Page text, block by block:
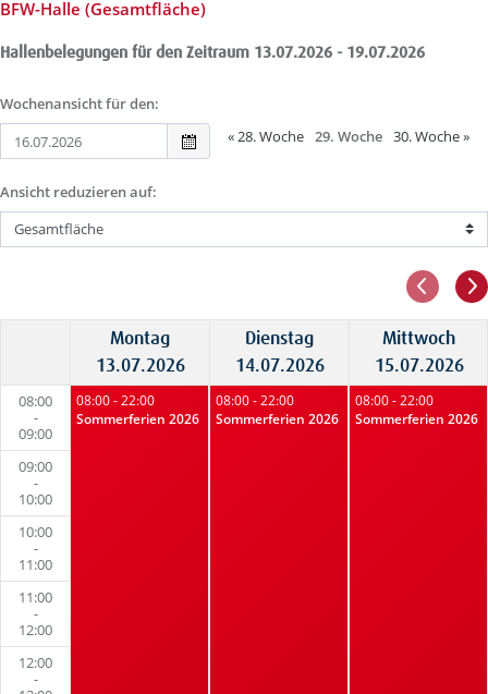
BFW-Halle (Gesamtfläche)
Hallenbelegungen für den Zeitraum 13.07.2026 - 19.07.2026
Wochenansicht für den:
«28. Woche 29. Woche 30. Woche»
Ansicht reduzieren auf:
08:00
-
09:00
09:00
-
10:00
10:00
-
11:00
11:00
-
12:00
12:00
-
Montag
13.07.2026
08:00 - 22:00
Sommerferien 2026
Dienstag
14.07.2026
08:00 - 22:00
Sommerferien 2026
Mittwoch
15.07.2026
08:00 - 22:00
Sommerferien 2026